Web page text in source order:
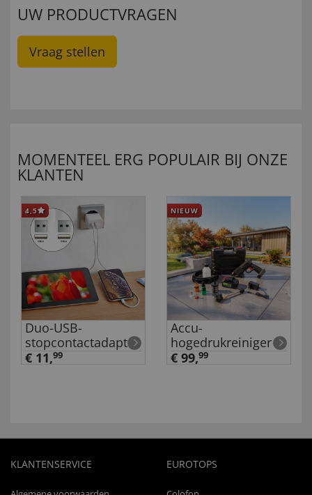
UW PRODUCTVRAGEN
Vraag stellen
MOMENTEEL ERG POPULAIR BIJ ONZE
KLANTEN
4,5
Duo-USB-
stopcontactadapter
€ 11,99
NIEUW
Accu-
hogedrukreiniger
€ 99,99
KLANTENSERVICE EUROTOPS